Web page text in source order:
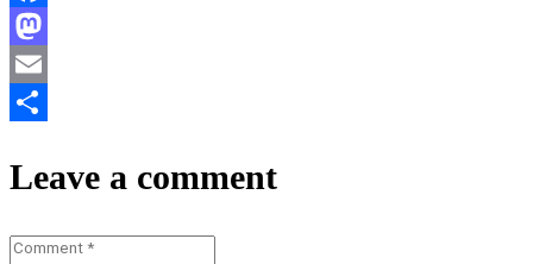
Facebook
Mastodon
Email
Leave a comment